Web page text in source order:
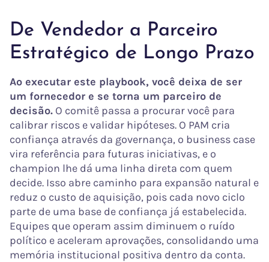
De Vendedor a Parceiro
Estratégico de Longo Prazo
Ao executar este playbook, você deixa de ser
um fornecedor e se torna um parceiro de
decisão. O comitê passa a procurar você para
calibrar riscos e validar hipóteses. O PAM cria
confiança através da governança, o business case
vira referência para futuras iniciativas, e o
champion lhe dá uma linha direta com quem
decide. Isso abre caminho para expansão natural e
reduz o custo de aquisição, pois cada novo ciclo
parte de uma base de confiança já estabelecida.
Equipes que operam assim diminuem o ruído
político e aceleram aprovações, consolidando uma
memória institucional positiva dentro da conta.